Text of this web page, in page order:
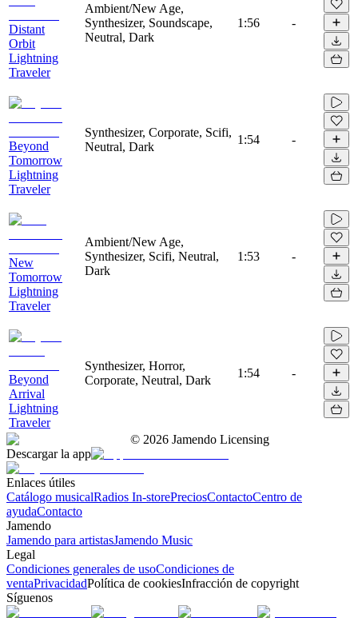
Distant
Orbit
Lightning
Traveler
Ambient/New Age,
Synthesizer, Soundscape,
Neutral, Dark
1:56 -
Beyond
Tomorrow
Lightning
Traveler
Synthesizer, Corporate, Scifi,
Neutral, Dark
1:54 -
New
Tomorrow
Lightning
Traveler
Ambient/New Age,
Synthesizer, Scifi, Neutral,
Dark
1:53 -
Beyond
Arrival
Lightning
Traveler
Synthesizer, Horror,
Corporate, Neutral, Dark
1:54 -
© 2026 Jamendo Licensing
Descargar la app
Enlaces útiles
Catálogo musicalRadios In-storePreciosContactoCentro de
ayudaContacto
Jamendo
Jamendo para artistasJamendo Music
Legal
Condiciones generales de usoCondiciones de
ventaPrivacidadPolítica de cookiesInfracción de copyright
Síguenos